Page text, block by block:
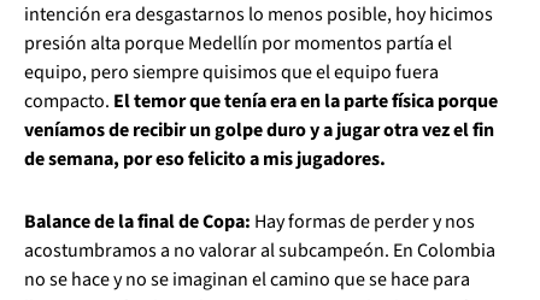
intención era desgastarnos lo menos posible, hoy hicimos
presión alta porque Medellín por momentos partía el
equipo, pero siempre quisimos que el equipo fuera
compacto. El temor que tenía era en la parte física porque
veníamos de recibir un golpe duro y a jugar otra vez el fin
de semana, por eso felicito a mis jugadores.
Balance de la final de Copa: Hay formas de perder y nos
acostumbramos a no valorar al subcampeón. En Colombia
no se hace y no se imaginan el camino que se hace para